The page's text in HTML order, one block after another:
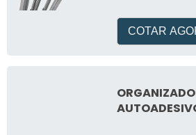
COTAR